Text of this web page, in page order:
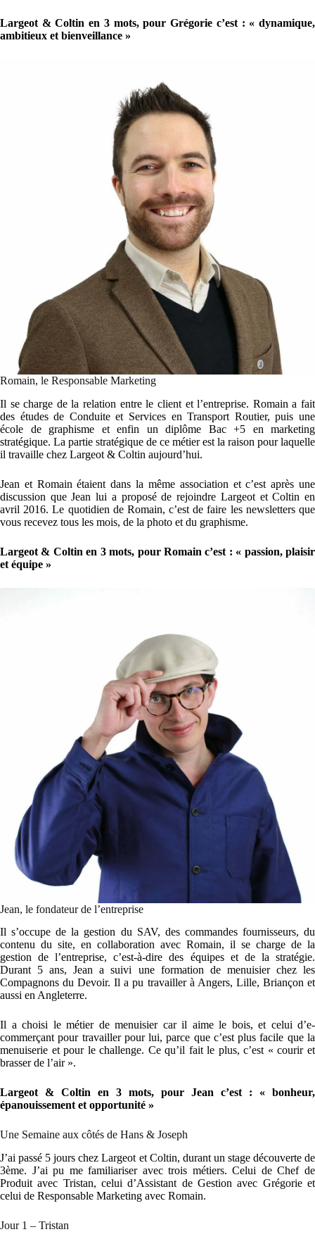
Largeot & Coltin en 3 mots, pour Grégorie c’est : « dynamique,
ambitieux et bienveillance »
Romain, le Responsable Marketing
Il se charge de la relation entre le client et l’entreprise. Romain a fait
des études de Conduite et Services en Transport Routier, puis une
école de graphisme et enfin un diplôme Bac +5 en marketing
stratégique. La partie stratégique de ce métier est la raison pour laquelle
il travaille chez Largeot & Coltin aujourd’hui.
Jean et Romain étaient dans la même association et c’est après une
discussion que Jean lui a proposé de rejoindre Largeot et Coltin en
avril 2016. Le quotidien de Romain, c’est de faire les newsletters que
vous recevez tous les mois, de la photo et du graphisme.
Largeot & Coltin en 3 mots, pour Romain c’est : « passion, plaisir
et équipe »
Jean, le fondateur de l’entreprise
Il s’occupe de la gestion du SAV, des commandes fournisseurs, du
contenu du site, en collaboration avec Romain, il se charge de la
gestion de l’entreprise, c’est-à-dire des équipes et de la stratégie.
Durant 5 ans, Jean a suivi une formation de menuisier chez les
Compagnons du Devoir. Il a pu travailler à Angers, Lille, Briançon et
aussi en Angleterre.
Il a choisi le métier de menuisier car il aime le bois, et celui d’e-
commerçant pour travailler pour lui, parce que c’est plus facile que la
menuiserie et pour le challenge. Ce qu’il fait le plus, c’est « courir et
brasser de l’air ».
Largeot & Coltin en 3 mots, pour Jean c’est : « bonheur,
épanouissement et opportunité »
Une Semaine aux côtés de Hans & Joseph
J’ai passé 5 jours chez Largeot et Coltin, durant un stage découverte de
3ème. J’ai pu me familiariser avec trois métiers. Celui de Chef de
Produit avec Tristan, celui d’Assistant de Gestion avec Grégorie et
celui de Responsable Marketing avec Romain.
Jour 1 – Tristan